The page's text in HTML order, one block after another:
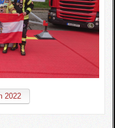
2022